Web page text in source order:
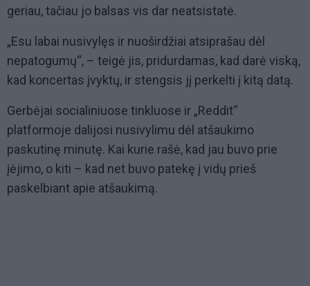
geriau, tačiau jo balsas vis dar neatsistatė.
„Esu labai nusivylęs ir nuoširdžiai atsiprašau dėl
nepatogumų“, – teigė jis, pridurdamas, kad darė viską,
kad koncertas įvyktų, ir stengsis jį perkelti į kitą datą.
Gerbėjai socialiniuose tinkluose ir „Reddit“
platformoje dalijosi nusivylimu dėl atšaukimo
paskutinę minutę. Kai kurie rašė, kad jau buvo prie
įėjimo, o kiti – kad net buvo patekę į vidų prieš
paskelbiant apie atšaukimą.